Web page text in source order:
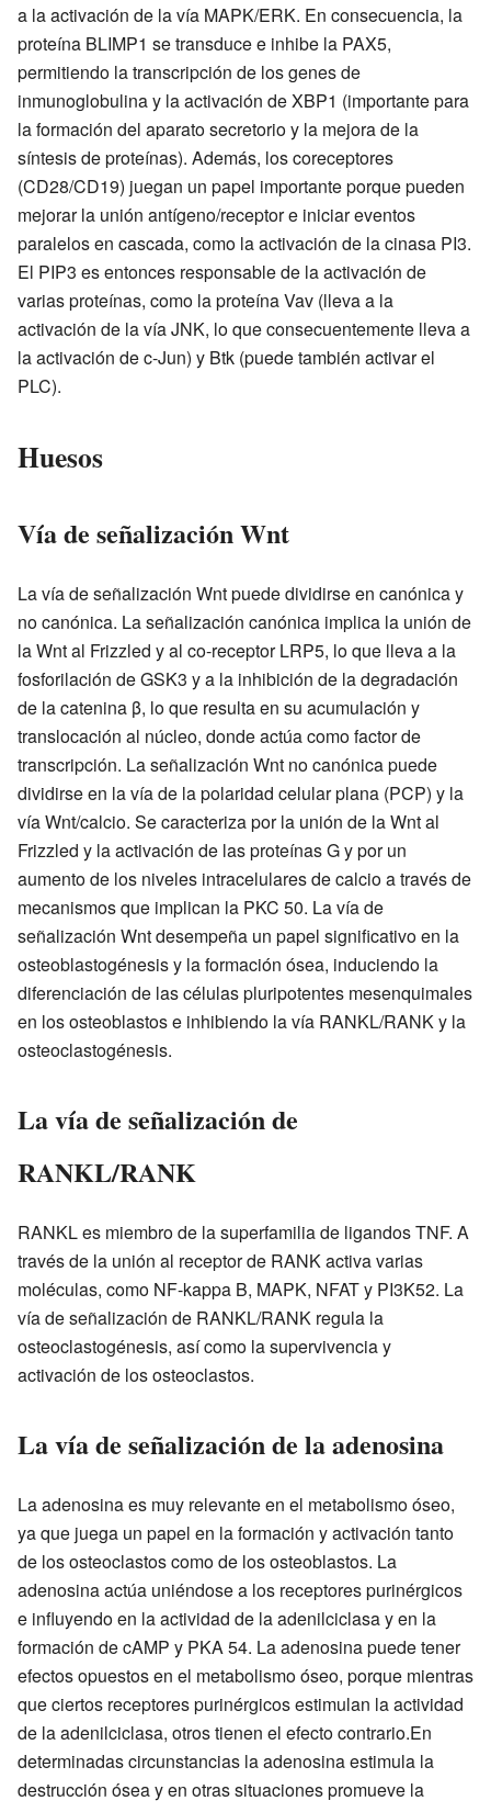
a la activación de la vía MAPK/ERK. En consecuencia, la
proteína BLIMP1 se transduce e inhibe la PAX5,
permitiendo la transcripción de los genes de
inmunoglobulina y la activación de XBP1 (importante para
la formación del aparato secretorio y la mejora de la
síntesis de proteínas). Además, los coreceptores
(CD28/CD19) juegan un papel importante porque pueden
mejorar la unión antígeno/receptor e iniciar eventos
paralelos en cascada, como la activación de la cinasa PI3.
El PIP3 es entonces responsable de la activación de
varias proteínas, como la proteína Vav (lleva a la
activación de la vía JNK, lo que consecuentemente lleva a
la activación de c-Jun) y Btk (puede también activar el
PLC).
Huesos
Vía de señalización Wnt
La vía de señalización Wnt puede dividirse en canónica y
no canónica. La señalización canónica implica la unión de
la Wnt al Frizzled y al co-receptor LRP5, lo que lleva a la
fosforilación de GSK3 y a la inhibición de la degradación
de la catenina β, lo que resulta en su acumulación y
translocación al núcleo, donde actúa como factor de
transcripción. La señalización Wnt no canónica puede
dividirse en la vía de la polaridad celular plana (PCP) y la
vía Wnt/calcio. Se caracteriza por la unión de la Wnt al
Frizzled y la activación de las proteínas G y por un
aumento de los niveles intracelulares de calcio a través de
mecanismos que implican la PKC 50. La vía de
señalización Wnt desempeña un papel significativo en la
osteoblastogénesis y la formación ósea, induciendo la
diferenciación de las células pluripotentes mesenquimales
en los osteoblastos e inhibiendo la vía RANKL/RANK y la
osteoclastogénesis.
La vía de señalización de
RANKL/RANK
RANKL es miembro de la superfamilia de ligandos TNF. A
través de la unión al receptor de RANK activa varias
moléculas, como NF-kappa B, MAPK, NFAT y PI3K52. La
vía de señalización de RANKL/RANK regula la
osteoclastogénesis, así como la supervivencia y
activación de los osteoclastos.
La vía de señalización de la adenosina
La adenosina es muy relevante en el metabolismo óseo,
ya que juega un papel en la formación y activación tanto
de los osteoclastos como de los osteoblastos. La
adenosina actúa uniéndose a los receptores purinérgicos
e influyendo en la actividad de la adenilciclasa y en la
formación de cAMP y PKA 54. La adenosina puede tener
efectos opuestos en el metabolismo óseo, porque mientras
que ciertos receptores purinérgicos estimulan la actividad
de la adenilciclasa, otros tienen el efecto contrario.En
determinadas circunstancias la adenosina estimula la
destrucción ósea y en otras situaciones promueve la